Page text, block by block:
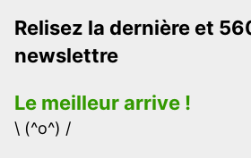
Relisez la dernière et
newslettre
Le meilleur arrive !
\ (^o^) /